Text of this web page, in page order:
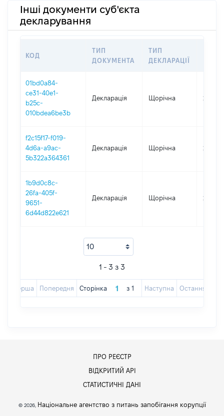
Інші документи суб'єкта
декларування
КОД
ТИП
ДОКУМЕНТА
ТИП
ДЕКЛАРАЦІЇ
01bd0a84-
ce31-40e1-
b25c-
010bdea6be3b
Декларація Щорічна 2025
f2c15f17-f019-
4d6a-a9ac-
5b322a364361
Декларація Щорічна 2024
1b9d0c8c-
26fa-405f-
9651-
6d44d822e621
Декларація Щорічна 2023
1 - 3 з 3
Перша Попередня Сторінка з 1 Наступна Остання
ПРО РЕЄСТР
ВІДКРИТИЙ АРІ
СТАТИСТИЧНІ ДАНІ
© 2026, Національне агентство з питань запобігання корупції